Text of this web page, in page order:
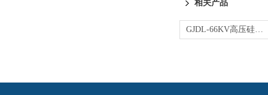
相关产品
GJDL-66KV高压硅胶绝缘电缆